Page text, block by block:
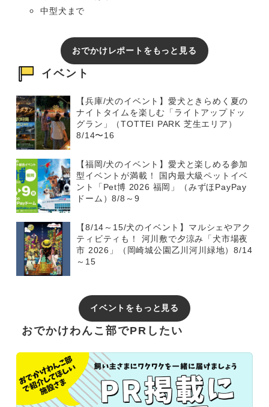
中型犬まで
おでかけレポートをもっと見る
イベント
【兵庫/犬のイベント】愛犬ときらめく夏の
ナイトタイムを楽しむ「ライトアップドッ
グラン」（TOTTEI PARK 芝生エリア）
8/14〜16
【福岡/犬のイベント】愛犬と楽しめる参加
型イベントが満載！ 国内最大級ペットイベ
ント「Pet博 2026 福岡」（みずほPayPay
ドーム）8/8～9
【8/14～15/犬のイベント】マルシェやアク
ティビティも！ 河川敷で夕涼み「犬市場夜
市 2026」（岡崎城公園乙川河川緑地）8/14
～15
イベントをもっと見る
おでかけわんこ部でPRしたい